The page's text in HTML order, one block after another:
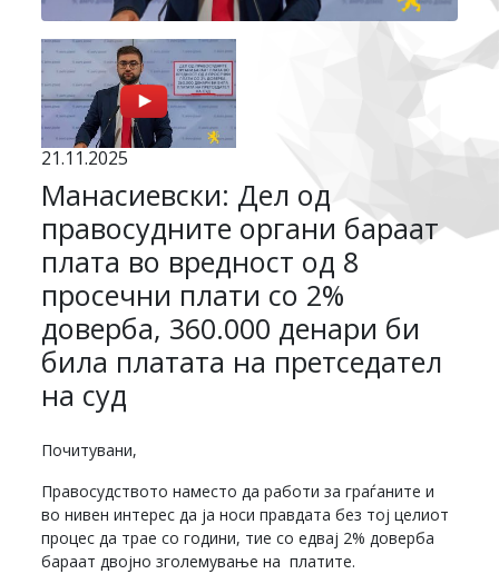
21.11.2025
Манасиевски: Дел од
правосудните органи бараат
плата во вредност од 8
просечни плати со 2%
доверба, 360.000 денари би
била платата на претседател
на суд
Почитувани,
Правосудството наместо да работи за граѓаните и
во нивен интерес да ја носи правдата без тој целиот
процес да трае со години, тие со едвај 2% доверба
бараат двојно зголемување на платите.